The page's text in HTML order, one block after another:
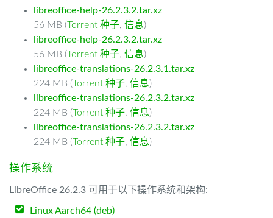
libreoffice-help-26.2.3.2.tar.xz
56 MB (Torrent 种子, 信息)
libreoffice-help-26.2.3.2.tar.xz
56 MB (Torrent 种子, 信息)
libreoffice-translations-26.2.3.1.tar.xz
224 MB (Torrent 种子, 信息)
libreoffice-translations-26.2.3.2.tar.xz
224 MB (Torrent 种子, 信息)
libreoffice-translations-26.2.3.2.tar.xz
224 MB (Torrent 种子, 信息)
操作系统
LibreOffice 26.2.3 可用于以下操作系统和架构:
Linux Aarch64 (deb)